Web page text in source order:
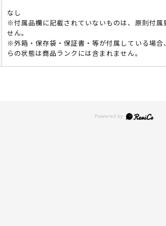
なし
※付属品欄に記載されていないものは、原則付属
せん。
※外箱・保存袋・保証書・等が付属している場合
らの状態は商品ランクには含まれません。